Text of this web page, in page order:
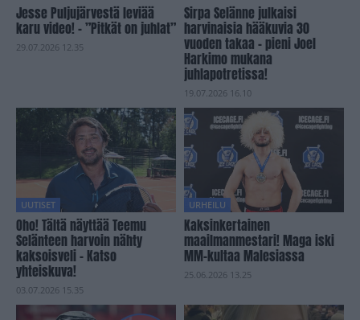
Jesse Puljujärvestä leviää
karu video! – ”Pitkät on juhlat”
29.07.2026 12.35
Sirpa Selänne julkaisi
harvinaisia hääkuvia 30
vuoden takaa – pieni Joel
Harkimo mukana
juhlapotretissa!
19.07.2026 16.10
UUTISET
Oho! Tältä näyttää Teemu
Selänteen harvoin nähty
kaksoisveli – Katso
yhteiskuva!
03.07.2026 15.35
URHEILU
Kaksinkertainen
maailmanmestari! Maga iski
MM-kultaa Malesiassa
25.06.2026 13.25